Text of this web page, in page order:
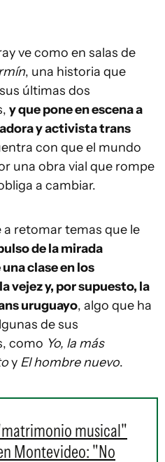
ve como en salas de
, una historia que
últimas dos
y que pone en escena a
y activista trans
con que el mundo
una obra vial que rompe
a cambiar.
a retomar temas que le
de la mirada
clase en los
vejez y, por supuesto, la
uruguayo, algo que ha
de sus
como Yo, la más
y El hombre nuevo.
musical"
Montevideo: "No